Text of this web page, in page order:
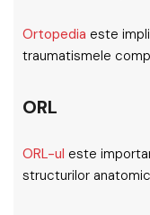
Ortopedia este
traumatismele
ORL
ORL-ul este
structurilor